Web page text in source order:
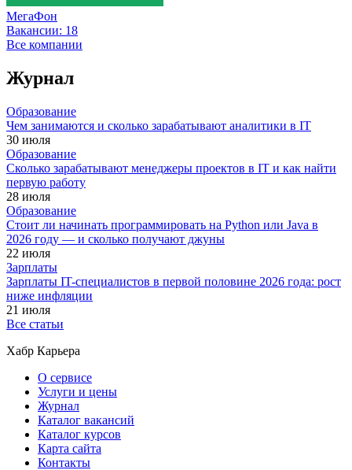
МегаФон
Вакансии: 18
Все компании
Журнал
Образование
Чем занимаются и сколько зарабатывают аналитики в IT
30 июля
Образование
Сколько зарабатывают менеджеры проектов в IT и как найти
первую работу
28 июля
Образование
Стоит ли начинать программировать на Python или Java в
2026 году — и сколько получают джуны
22 июля
Зарплаты
Зарплаты IT-специалистов в первой половине 2026 года: рост
ниже инфляции
21 июля
Все статьи
Хабр Карьера
О сервисе
Услуги и цены
Журнал
Каталог вакансий
Каталог курсов
Карта сайта
Контакты